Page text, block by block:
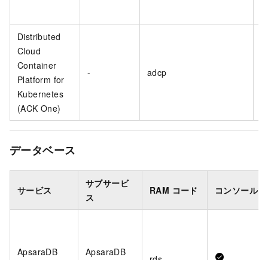
Distributed
Cloud
Container
Platform for
Kubernetes
(ACK One)
- adcp
データベース
サービス
サブサービ
ス
RAM コード コンソール
ApsaraDB
ApsaraDB